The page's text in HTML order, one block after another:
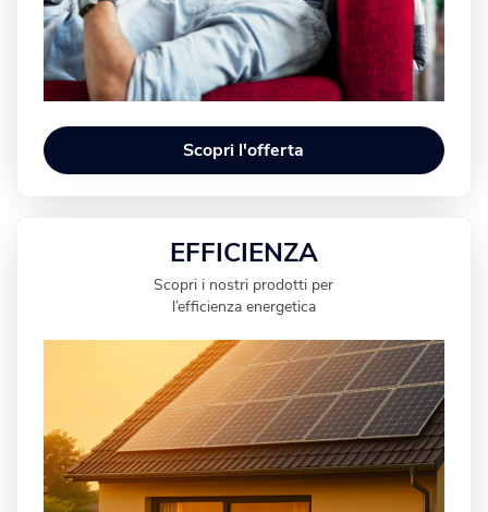
Scopri l'offerta
EFFICIENZA
Scopri i nostri prodotti per
l’efficienza energetica